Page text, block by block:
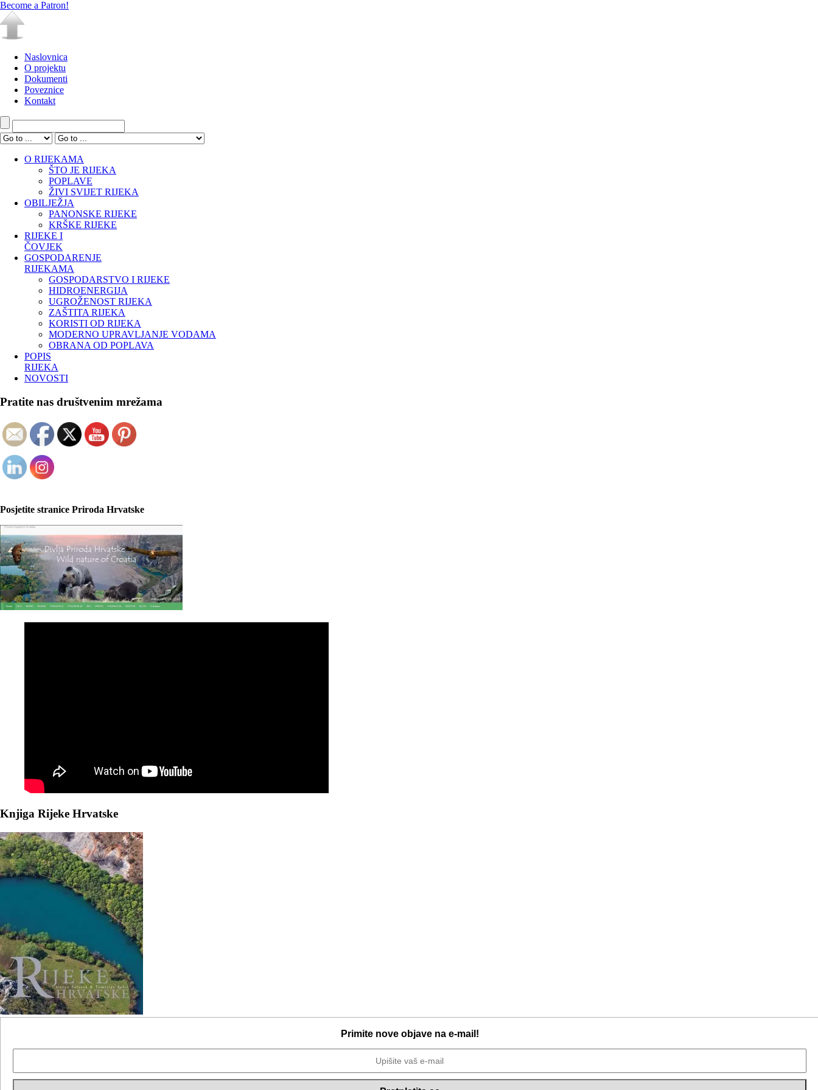
Become a Patron!
Naslovnica
O projektu
Dokumenti
Poveznice
Kontakt
O RIJEKAMA
ŠTO JE RIJEKA
POPLAVE
ŽIVI SVIJET RIJEKA
OBILJEŽJA
PANONSKE RIJEKE
KRŠKE RIJEKE
RIJEKE I
ČOVJEK
GOSPODARENJE
RIJEKAMA
GOSPODARSTVO I RIJEKE
HIDROENERGIJA
UGROŽENOST RIJEKA
ZAŠTITA RIJEKA
KORISTI OD RIJEKA
MODERNO UPRAVLJANJE VODAMA
OBRANA OD POPLAVA
POPIS
RIJEKA
NOVOSTI
Pratite nas društvenim mrežama
Posjetite stranice Priroda Hrvatske
Knjiga Rijeke Hrvatske
Primite nove objave na e-mail!